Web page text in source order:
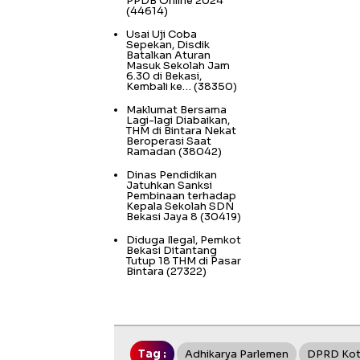
(44614)
Usai Uji Coba
Sepekan, Disdik
Batalkan Aturan
Masuk Sekolah Jam
6.30 di Bekasi,
Kembali ke… (38350)
Maklumat Bersama
Lagi-lagi Diabaikan,
THM di Bintara Nekat
Beroperasi Saat
Ramadan (38042)
Dinas Pendidikan
Jatuhkan Sanksi
Pembinaan terhadap
Kepala Sekolah SDN
Bekasi Jaya 8 (30419)
Diduga Ilegal, Pemkot
Bekasi Ditantang
Tutup 18 THM di Pasar
Bintara (27322)
Tag : Adhikarya Parlemen DPRD